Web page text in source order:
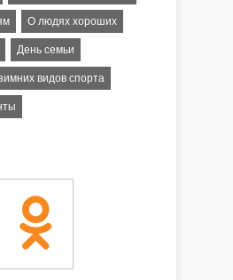
О людях хороших
День семьи
видов спорта